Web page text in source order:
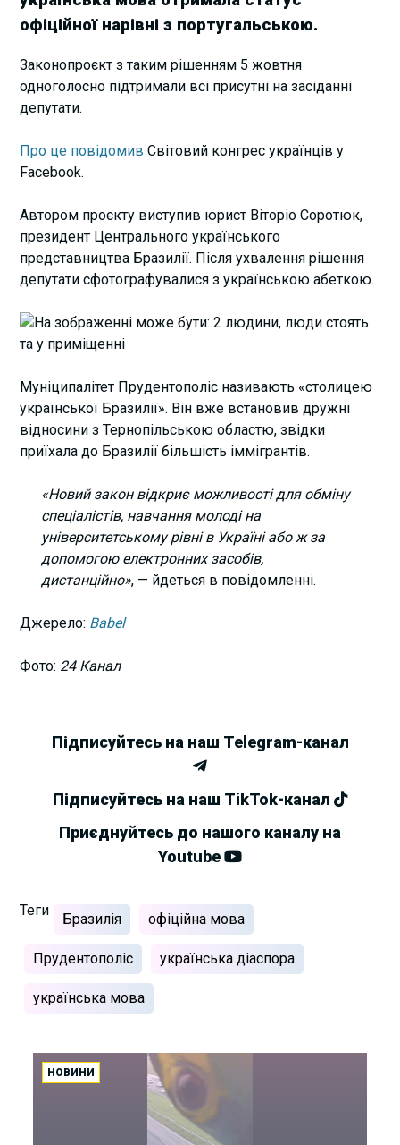
офіційної нарівні з португальською.
Законопроєкт з таким рішенням 5 жовтня
одноголосно підтримали всі присутні на засіданні
депутати.
Про це повідомив Світовий конгрес українців у
Facebook.
Автором проєкту виступив юрист Віторіо Соротюк,
президент Центрального українського
представництва Бразилії. Після ухвалення рішення
депутати сфотографувалися з українською абеткою.
Муніципалітет Прудентополіс називають «столицею
української Бразилії». Він вже встановив дружні
відносини зТернопільськоюобластю, звідки
приїхала до Бразилії більшість іммігрантів.
«Новий закон відкриє можливості для обміну
спеціалістів, навчання молоді на
університетському рівні в Україні або ж за
допомогою електронних засобів,
дистанційно», — йдеться в повідомленні.
Джерело: Babel
Фото: 24 Канал
Підписуйтесь на наш Telegram-канал
Підписуйтесь на наш TikTok-канал
Приєднуйтесь до нашого каналу на
Youtube
Теги
Бразилія офіційна мова
Прудентополіс українська діаспора
українська мова
НОВИНИ